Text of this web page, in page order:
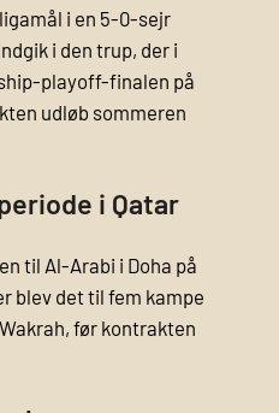
i en 5-0-sejr
i den trup, der i
playoff-finalen på
udløb sommeren
i Qatar
til Al-Arabi i Doha på
blev det til fem kampe
før kontrakten